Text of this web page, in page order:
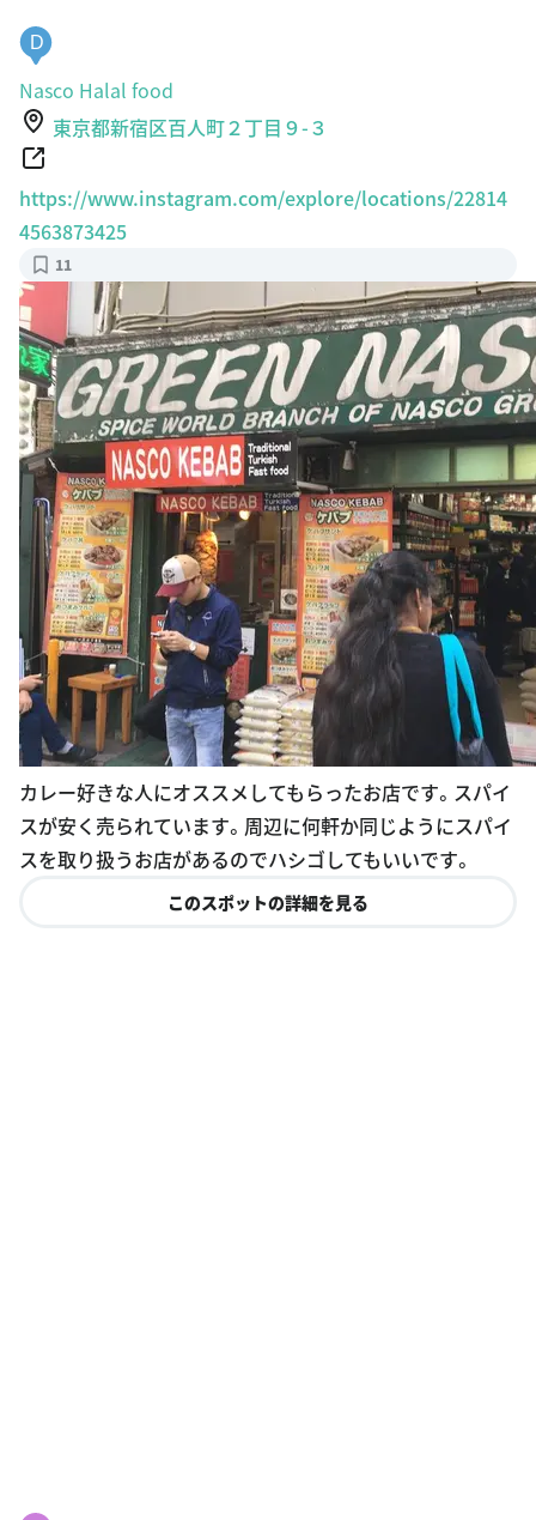
D
Nasco Halal food
東京都新宿区百人町２丁目９-３
https://www.instagram.com/explore/locations/22814
4563873425
11
カレー好きな人にオススメしてもらったお店です。スパイ
スが安く売られています。周辺に何軒か同じようにスパイ
スを取り扱うお店があるのでハシゴしてもいいです。
このスポットの詳細を見る